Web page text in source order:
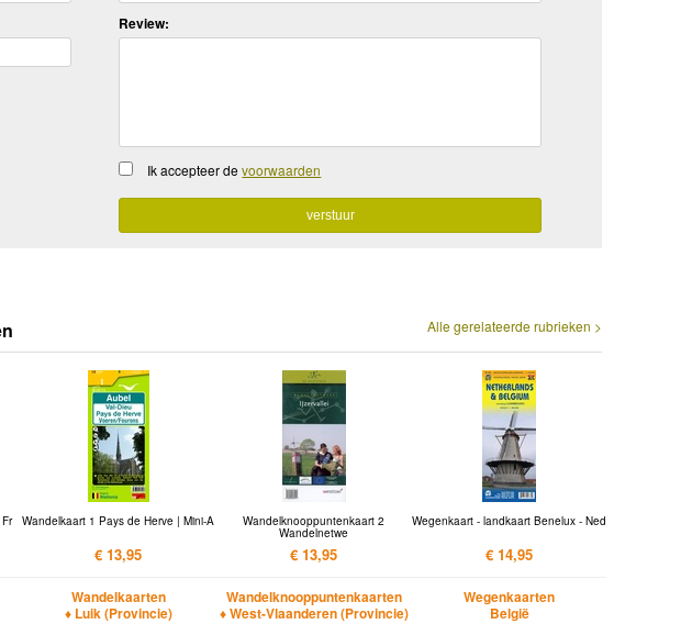
Review:
Ik accepteer devoorwaarden
Alle gerelateerde rubrieken >
Wandelkaart 1 Pays de Herve | Mini-A
€ 13,95
Wandelkaarten
♦ Luik (Provincie)
Wandelknooppuntenkaart 2
Wandelnetwe
€ 13,95
Wandelknooppuntenkaarten
♦ West-Vlaanderen (Provincie)
Wegenkaart - landkaart Benelux - Ned
€ 14,95
Wegenkaarten
België